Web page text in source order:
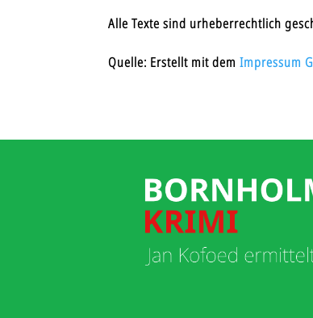
Alle Texte sind urheberrechtlich
Quelle: Erstellt mit demImpressum